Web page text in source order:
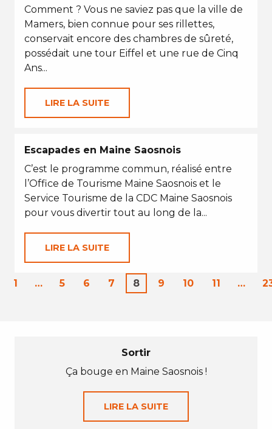
Comment ? Vous ne saviez pas que la ville de
Mamers, bien connue pour ses rillettes,
conservait encore des chambres de sûreté,
possédait une tour Eiffel et une rue de Cinq
Ans...
LIRE LA SUITE
Escapades en Maine Saosnois
C’est le programme commun, réalisé entre
l’Office de Tourisme Maine Saosnois et le
Service Tourisme de la CDC Maine Saosnois
pour vous divertir tout au long de la...
LIRE LA SUITE
1 … 5 6 7 8 9 10 11 …
Sortir
Ça bouge en Maine Saosnois !
LIRE LA SUITE